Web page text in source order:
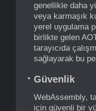
genellikle daha
veya karmaşık
yerel uygulama
birlikte gelen
tarayıcıda
sağlayarak bu
Güvenlik
WebAssembly,
için güvenli bir